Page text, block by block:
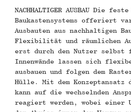
NACHHALTIGER AUSBAU Die
Baukastensystems offeriert
Ausbauten aus nachhaltigen
Flexibilität und räumlichen
erst durch den Nutzer selbst
Innenwände lassen sich
ausbauen und folgen dem
Hülle. Mit dem Konzeptansatz
kann auf die wechselnden
reagiert werden, wobei einer